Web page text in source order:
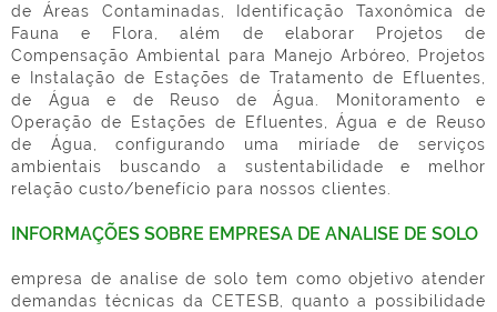
de Áreas Contaminadas, Identificação Taxonômica de
Fauna e Flora, além de elaborar Projetos de
Compensação Ambiental para Manejo Arbóreo, Projetos
e Instalação de Estações de Tratamento de Efluentes,
de Água e de Reuso de Água. Monitoramento e
Operação de Estações de Efluentes, Água e de Reuso
de Água, configurando uma miríade de serviços
ambientais buscando a sustentabilidade e melhor
relação custo/benefício para nossos clientes.
INFORMAÇÕES SOBRE EMPRESA DE ANALISE DE SOLO
empresa de analise de solo tem como objetivo atender
demandas técnicas da CETESB, quanto a possibilidade